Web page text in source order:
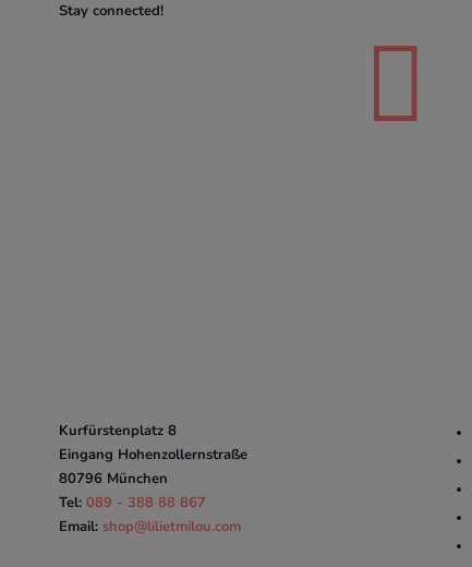
Stay connected!

Kurfürstenplatz 8
Eingang Hohenzollernstraße
80796 München
Tel: 089 - 388 88 867
Email: shop@lilietmilou.com